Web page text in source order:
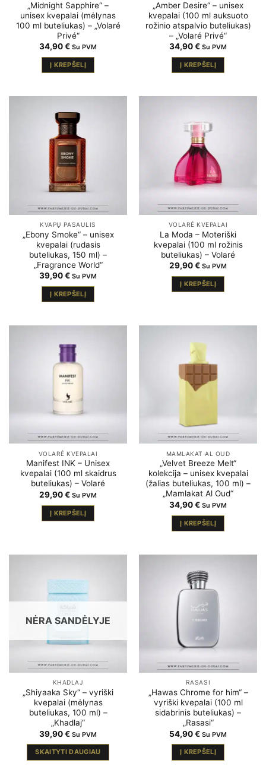
„Midnight Sapphire“ –
unisex kvepalai (mėlynas
100 ml buteliukas) – „Volaré
Privé“
34,90€ Su PVM
Į KREPŠELĮ
„Amber Desire“ – unisex
kvepalai (100 ml auksuoto
rožinio atspalvio buteliukas)
– „Volaré Privé“
34,90€ Su PVM
Į KREPŠELĮ
KVAPŲ PASAULIS
„Ebony Smoke“ – unisex
kvepalai (rudasis
buteliukas, 150 ml) –
„Fragrance World“
39,90€ Su PVM
Į KREPŠELĮ
VOLARÉ KVEPALAI
La Moda – Moteriški
kvepalai (100 ml rožinis
buteliukas) – Volaré
29,90€ Su PVM
Į KREPŠELĮ
VOLARÉ KVEPALAI
Manifest INK – Unisex
kvepalai (100 ml skaidrus
buteliukas) – Volaré
29,90€ Su PVM
Į KREPŠELĮ
MAMLAKAT AL OUD
„Velvet Breeze Melt“
kolekcija – unisex kvepalai
(žalias buteliukas, 100 ml) –
„Mamlakat Al Oud“
34,90€ Su PVM
Į KREPŠELĮ
NĖRA SANDĖLYJE
KHADLAJ
„Shiyaaka Sky“ – vyriški
kvepalai (mėlynas
buteliukas, 100 ml) –
„Khadlaj“
39,90€ Su PVM
SKAITYTI DAUGIAU
RASASI
„Hawas Chrome for him“ –
vyriški kvepalai (100 ml
sidabrinis buteliukas) –
„Rasasi“
54,90€ Su PVM
Į KREPŠELĮ